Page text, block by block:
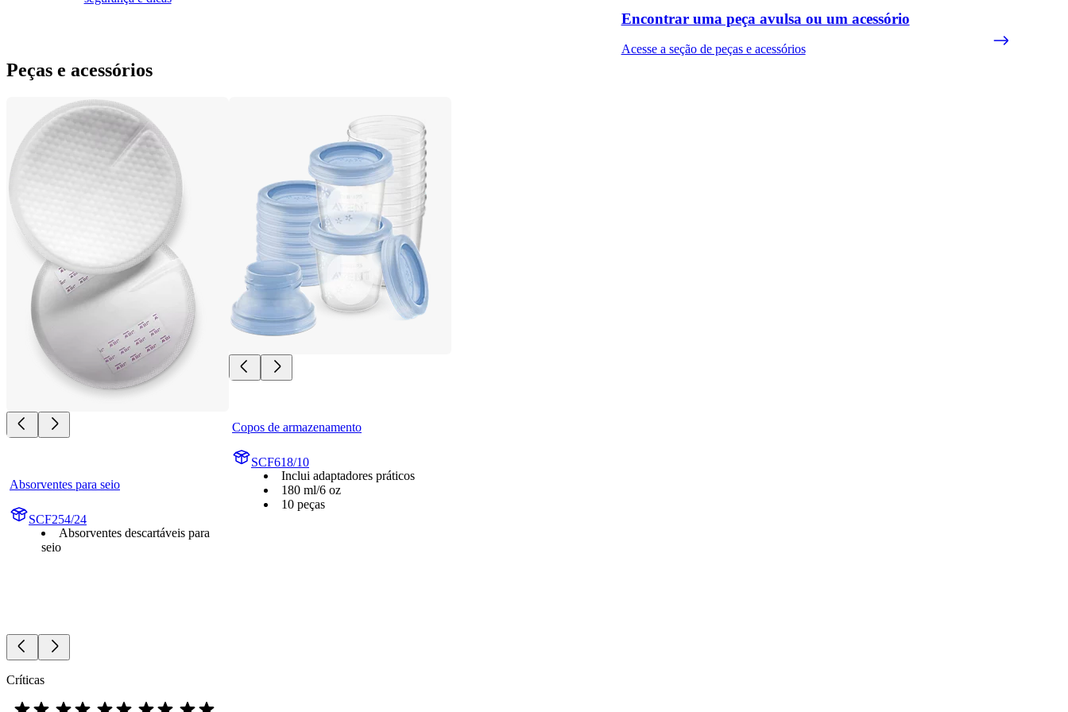
Encontrar uma peça avulsa ou um acessório
Acesse a seção de peças e acessórios
Peças e acessórios
Absorventes para seio
SCF254/24
Absorventes descartáveis para
seio
Copos de armazenamento
SCF618/10
Inclui adaptadores práticos
180 ml/6 oz
10 peças
Críticas